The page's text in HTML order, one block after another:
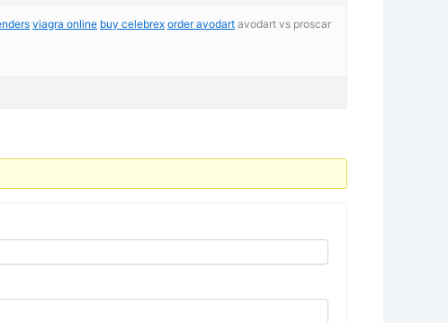
viagra online buy celebrex order avodart avodart vs proscar